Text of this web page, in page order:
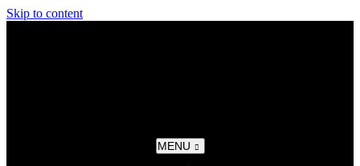
Skip to content
MENU